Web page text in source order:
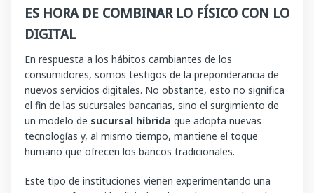
ES HORA DE COMBINAR LO FÍSICO CON LO
DIGITAL
En respuesta a los hábitos cambiantes de los
consumidores, somos testigos de la preponderancia de
nuevos servicios digitales. No obstante, esto no significa
el fin de las sucursales bancarias, sino el surgimiento de
un modelo de sucursal híbrida que adopta nuevas
tecnologías y, al mismo tiempo, mantiene el toque
humano que ofrecen los bancos tradicionales.
Este tipo de instituciones vienen experimentando una